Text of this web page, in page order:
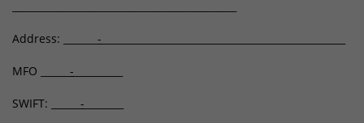
Address: _______ -
MFO ______ -
SWIFT: ______ -